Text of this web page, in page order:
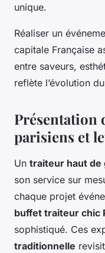
unique.
Réaliser un
capitale Française
entre saveurs,
reflète l’évolution
Présentation
parisiens et
Un traiteur haut de
son service sur
chaque projet
buffet traiteur chic
sophistiqué. Ces
traditionnelle